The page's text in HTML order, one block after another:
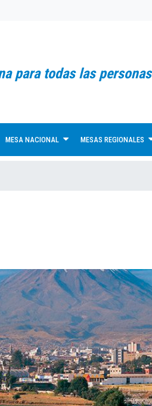
para todas las personas
MESA NACIONAL MESAS REGIONALES